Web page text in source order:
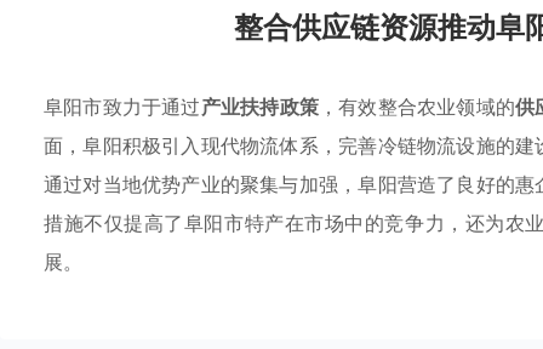
整合供应链资源推动阜
阜阳市致力于通过产业扶持政策，有效整合农业领域的供
面，阜阳积极引入现代物流体系，完善冷链物流设施的
通过对当地优势产业的聚集与加强，阜阳营造了良好的
措施不仅提高了阜阳市特产在市场中的竞争力，还为农
展。